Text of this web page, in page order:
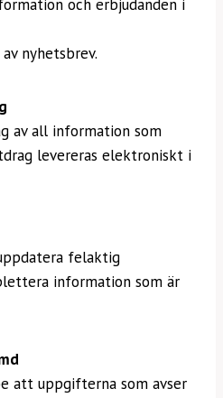
och erbjudanden i
nyhetsbrev.
av all information som
levereras elektroniskt i
felaktig
information som är
att uppgifterna som avser